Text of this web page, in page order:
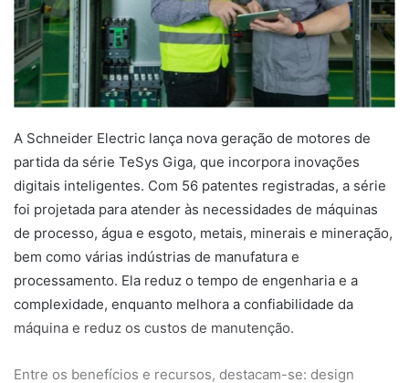
A Schneider Electric lança nova geração de motores de
partida da série TeSys Giga, que incorpora inovações
digitais inteligentes. Com 56 patentes registradas, a série
foi projetada para atender às necessidades de máquinas
de processo, água e esgoto, metais, minerais e mineração,
bem como várias indústrias de manufatura e
processamento. Ela reduz o tempo de engenharia e a
complexidade, enquanto melhora a confiabilidade da
máquina e reduz os custos de manutenção.
Entre os benefícios e recursos, destacam-se: design